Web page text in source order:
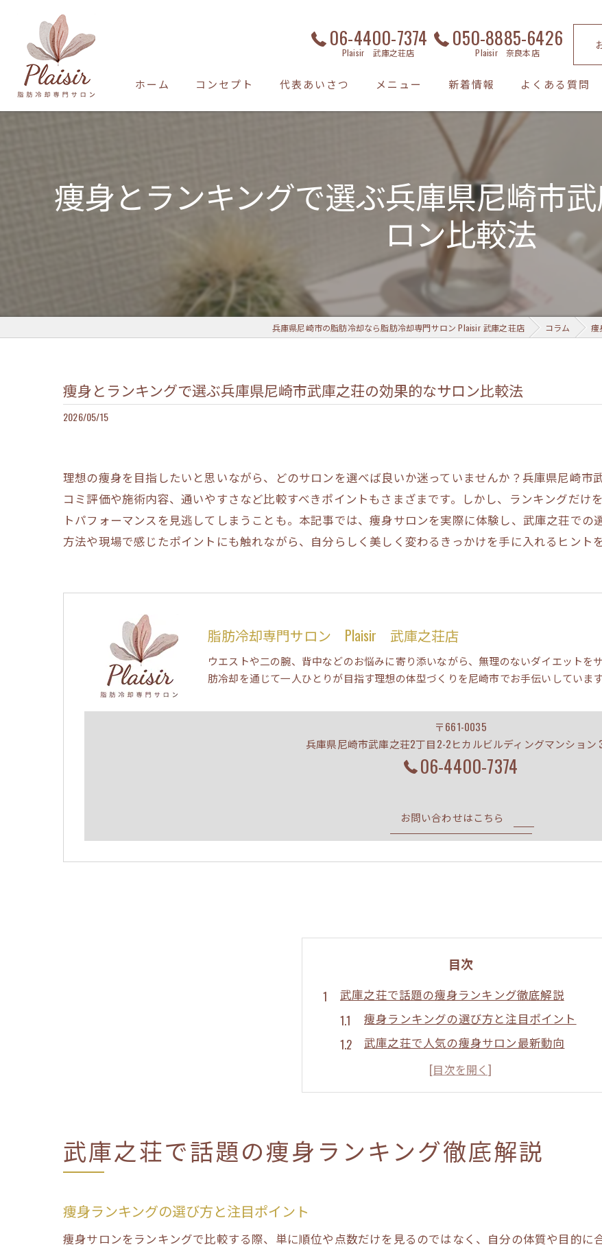
06-4400-7374
Plaisir 武庫之荘店
050-8885-6426
Plaisir 奈良本店
ホーム コンセプト 代表あいさつ メニュー 新着情報 よくある質問
痩身とランキングで選ぶ兵庫県尼崎市
ロン比較法
兵庫県尼崎市の脂肪冷却なら脂肪冷却専門サロン Plaisir 武庫之荘店 コラム 痩
痩身とランキングで選ぶ兵庫県尼崎市武庫之荘の効果的なサロン比較法
2026/05/15
理想の痩身を目指したいと思いながら、どのサロンを選べば良いか迷っていませんか？兵庫県尼崎市
コミ評価や施術内容、通いやすさなど比較すべきポイントもさまざまです。しかし、ランキングだけ
トパフォーマンスを見逃してしまうことも。本記事では、痩身サロンを実際に体験し、武庫之荘で
方法や現場で感じたポイントにも触れながら、自分らしく美しく変わるきっかけを手に入れるヒントを
脂肪冷却専門サロン Plaisir 武庫之荘店
ウエストや二の腕、背中などのお悩みに寄り添いながら、無理のないダイエットを
肪冷却を通じて一人ひとりが目指す理想の体型づくりを尼崎市でお手伝いしています
〒661-0035
兵庫県尼崎市武庫之荘2丁目2-2ヒカルビルディングマンション
06-4400-7374
お問い合わせはこちら
目次
武庫之荘で話題の痩身ランキング徹底解説
痩身ランキングの選び方と注目ポイント
武庫之荘で人気の痩身サロン最新動向
実際に体験した痩身効果のリアルな声
口コミ評価が高い痩身サロンの共通点
口コミが評判の痩身サロン比較術
痩身サロン選びに口コミが重要な理由
痩身体験談を読み解くポイント解説
武庫之荘で話題の痩身ランキング徹底解説
痩身ランキングの選び方と注目ポイント
痩身サロンをランキングで比較する際、単に順位や点数だけを見るのではなく、自分の体質や目的